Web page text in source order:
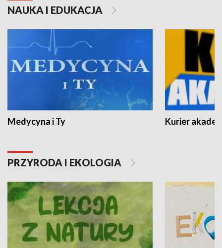
NAUKA I EDUKACJA
Medycyna i Ty Kurier
PRZYRODA I EKOLOGIA